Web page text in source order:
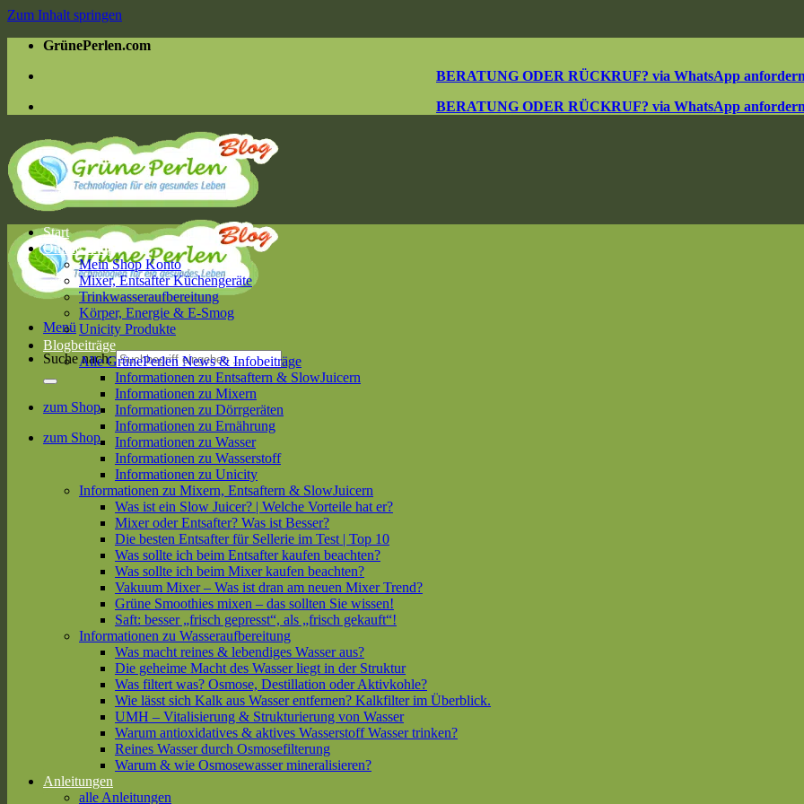
Zum Inhalt springen
GrünePerlen.com
BERATUNG ODER RÜCKRUF? via WhatsApp
BERATUNG ODER RÜCKRUF? via WhatsApp
Menü
Suche nach:
zum Shop
zum Shop
Start
Online Shop
Mein Shop Konto
Mixer, Entsafter Küchengeräte
Trinkwasseraufbereitung
Körper, Energie & E-Smog
Unicity Produkte
Blogbeiträge
Alle GrünePerlen News & Infobeiträge
Informationen zu Entsaftern & SlowJuicern
Informationen zu Mixern
Informationen zu Dörrgeräten
Informationen zu Ernährung
Informationen zu Wasser
Informationen zu Wasserstoff
Informationen zu Unicity
Informationen zu Mixern, Entsaftern & SlowJuicern
Was ist ein Slow Juicer? | Welche Vorteile hat er?
Mixer oder Entsafter? Was ist Besser?
Die besten Entsafter für Sellerie im Test | Top 10
Was sollte ich beim Entsafter kaufen beachten?
Was sollte ich beim Mixer kaufen beachten?
Vakuum Mixer – Was ist dran am neuen Mixer Trend?
Grüne Smoothies mixen – das sollten Sie wissen!
Saft: besser „frisch gepresst“, als „frisch gekauft“!
Informationen zu Wasseraufbereitung
Was macht reines & lebendiges Wasser aus?
Die geheime Macht des Wasser liegt in der Struktur
Was filtert was? Osmose, Destillation oder Aktivkohle?
Wie lässt sich Kalk aus Wasser entfernen? Kalkfilter im Überblick.
UMH – Vitalisierung & Strukturierung von Wasser
Warum antioxidatives & aktives Wasserstoff Wasser trinken?
Reines Wasser durch Osmosefilterung
Warum & wie Osmosewasser mineralisieren?
Anleitungen
alle Anleitungen